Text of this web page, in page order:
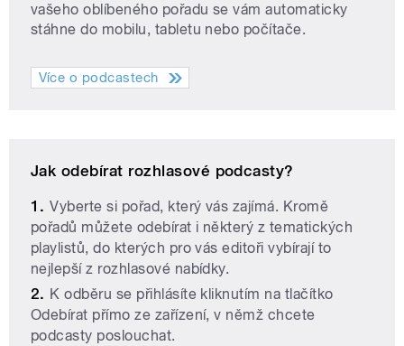
vašeho oblíbeného pořadu se vám automaticky
stáhne do mobilu, tabletu nebo počítače.
Více o podcastech
Jak odebírat rozhlasové podcasty?
Vyberte si pořad, který vás zajímá. Kromě
pořadů můžete odebírat i některý z tematických
playlistů, do kterých pro vás editoři vybírají to
nejlepší z rozhlasové nabídky.
K odběru se přihlásíte kliknutím na tlačítko
Odebírat přímo ze zařízení, v němž chcete
podcasty poslouchat.